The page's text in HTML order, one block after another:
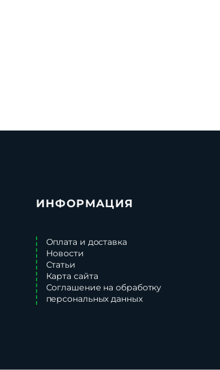
ИНФОРМАЦИЯ
Оплата и доставка
Новости
Статьи
Карта сайта
Соглашение на обработку
персональных данных